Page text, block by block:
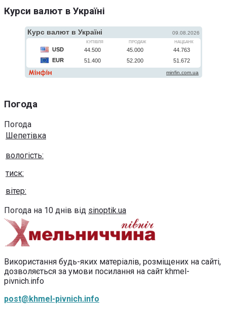
Курси валют в Україні
Погода
Погода
Шепетівка
вологість:
тиск:
вітер:
Погода на 10 днів від sinoptik.ua
Використання будь-яких матеріалів, розміщених на сайті,
дозволяється за умови посилання на сайт khmel-
pivnich.info
post@khmel-pivnich.info